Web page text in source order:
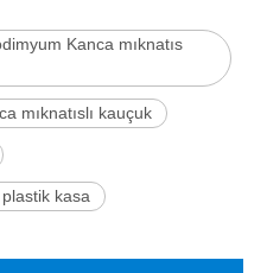
Kanca mıknatıs
mıknatıslı kauçuk
plastik kasa